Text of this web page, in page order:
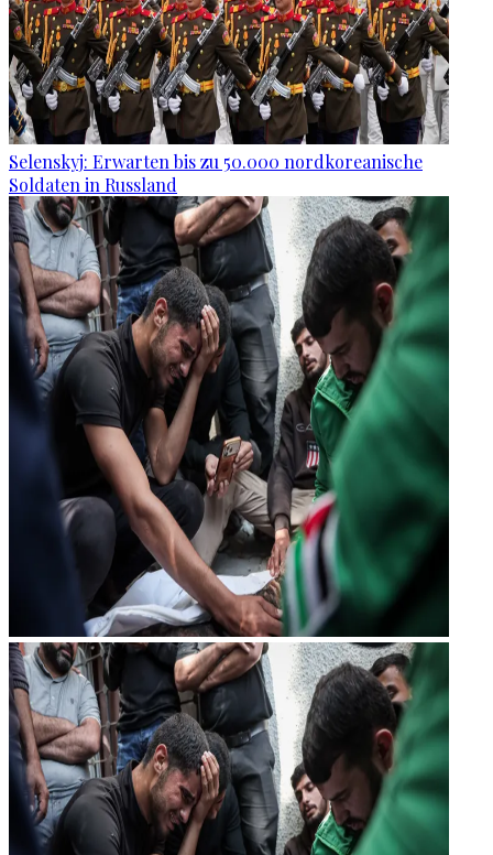
Selenskyj: Erwarten bis zu 50.000 nordkoreanische
Soldaten in Russland